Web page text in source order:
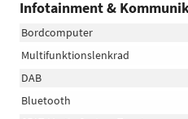
Infotainment &
Bordcomputer
Multifunktionslenkrad
DAB
Bluetooth